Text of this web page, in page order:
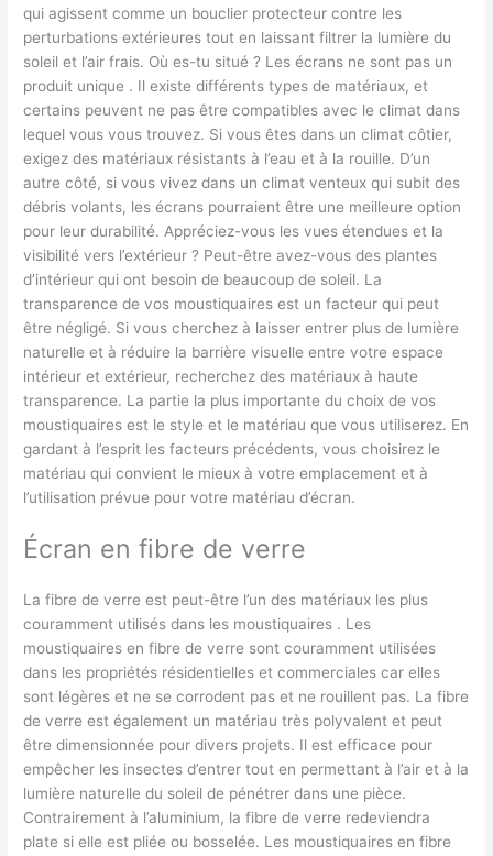
qui agissent comme un bouclier protecteur contre les
perturbations extérieures tout en laissant filtrer la lumière du
soleil et l’air frais. Où es-tu situé ? Les écrans ne sont pas un
produit unique . Il existe différents types de matériaux, et
certains peuvent ne pas être compatibles avec le climat dans
lequel vous vous trouvez. Si vous êtes dans un climat côtier,
exigez des matériaux résistants à l’eau et à la rouille. D’un
autre côté, si vous vivez dans un climat venteux qui subit des
débris volants, les écrans pourraient être une meilleure option
pour leur durabilité. Appréciez-vous les vues étendues et la
visibilité vers l’extérieur ? Peut-être avez-vous des plantes
d’intérieur qui ont besoin de beaucoup de soleil. La
transparence de vos moustiquaires est un facteur qui peut
être négligé. Si vous cherchez à laisser entrer plus de lumière
naturelle et à réduire la barrière visuelle entre votre espace
intérieur et extérieur, recherchez des matériaux à haute
transparence. La partie la plus importante du choix de vos
moustiquaires est le style et le matériau que vous utiliserez. En
gardant à l’esprit les facteurs précédents, vous choisirez le
matériau qui convient le mieux à votre emplacement et à
l’utilisation prévue pour votre matériau d’écran.
Écran en fibre de verre
La fibre de verre est peut-être l’un des matériaux les plus
couramment utilisés dans les moustiquaires . Les
moustiquaires en fibre de verre sont couramment utilisées
dans les propriétés résidentielles et commerciales car elles
sont légères et ne se corrodent pas et ne rouillent pas. La fibre
de verre est également un matériau très polyvalent et peut
être dimensionnée pour divers projets. Il est efficace pour
empêcher les insectes d’entrer tout en permettant à l’air et à la
lumière naturelle du soleil de pénétrer dans une pièce.
Contrairement à l’aluminium, la fibre de verre redeviendra
plate si elle est pliée ou bosselée. Les moustiquaires en fibre